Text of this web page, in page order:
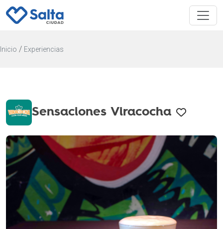
Inicio / Experiencias
Sensaciones Viracocha